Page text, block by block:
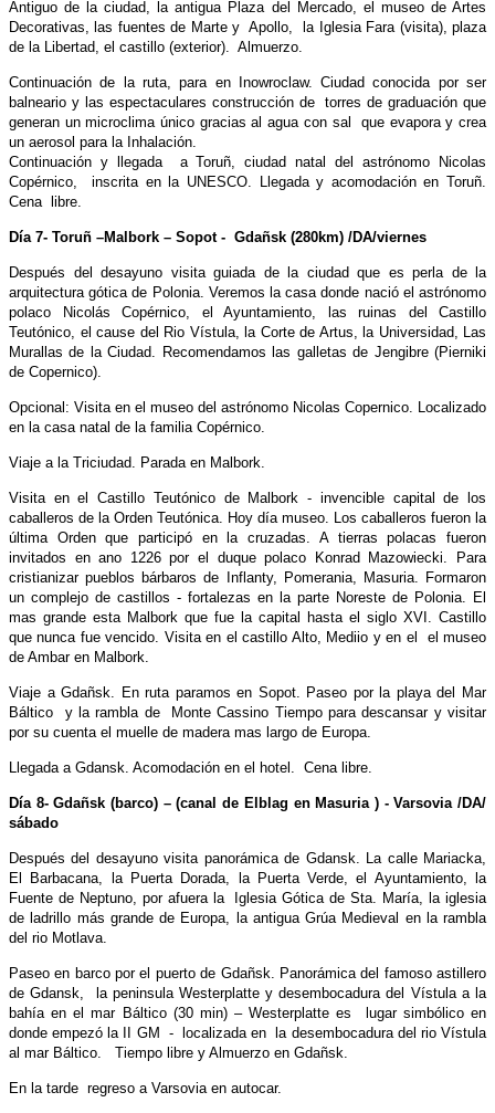
Antiguo de la ciudad, la antigua Plaza del Mercado, el museo de Artes
Decorativas, las fuentes de Marte y Apollo, la Iglesia Fara (visita), plaza
de la Libertad, el castillo (exterior). Almuerzo.
Continuación de la ruta, para en Inowroclaw. Ciudad conocida por ser
balneario y las espectaculares construcción de torres de graduación que
generan un microclima único gracias al agua con sal que evapora y crea
un aerosol para la Inhalación.
Continuación y llegada a Toruñ, ciudad natal del astrónomo Nicolas
Copérnico, inscrita en la UNESCO. Llegada y acomodación en Toruñ.
Cena libre.
Día 7- Toruñ –Malbork – Sopot - Gdañsk (280km) /DA/viernes
Después del desayuno visita guiada de la ciudad que es perla de la
arquitectura gótica de Polonia. Veremos la casa donde nació el astrónomo
polaco Nicolás Copérnico, el Ayuntamiento, las ruinas del Castillo
Teutónico, el cause del Rio Vístula, la Corte de Artus, la Universidad, Las
Murallas de la Ciudad. Recomendamos las galletas de Jengibre (Pierniki
de Copernico).
Opcional: Visita en el museo del astrónomo Nicolas Copernico. Localizado
en la casa natal de la familia Copérnico.
Viaje a la Triciudad. Parada en Malbork.
Visita en el Castillo Teutónico de Malbork - invencible capital de los
caballeros de la Orden Teutónica. Hoy día museo. Los caballeros fueron la
última Orden que participó en la cruzadas. A tierras polacas fueron
invitados en ano 1226 por el duque polaco Konrad Mazowiecki. Para
cristianizar pueblos bárbaros de Inflanty, Pomerania, Masuria. Formaron
un complejo de castillos - fortalezas en la parte Noreste de Polonia. El
mas grande esta Malbork que fue la capital hasta el siglo XVI. Castillo
que nunca fue vencido. Visita en el castillo Alto, Mediio y en el el museo
de Ambar en Malbork.
Viaje a Gdañsk. En ruta paramos en Sopot. Paseo por la playa del Mar
Báltico y la rambla de Monte Cassino Tiempo para descansar y visitar
por su cuenta el muelle de madera mas largo de Europa.
Llegada a Gdansk. Acomodación en el hotel. Cena libre.
Día 8- Gdañsk (barco) – (canal de Elblag en Masuria ) - Varsovia /DA/
sábado
Después del desayuno visita panorámica de Gdansk. La calle Mariacka,
El Barbacana, la Puerta Dorada, la Puerta Verde, el Ayuntamiento, la
Fuente de Neptuno, por afuera la Iglesia Gótica de Sta. María, la iglesia
de ladrillo más grande de Europa, la antigua Grúa Medieval en la rambla
del rio Motlava.
Paseo en barco por el puerto de Gdañsk. Panorámica del famoso astillero
de Gdansk, la peninsula Westerplatte y desembocadura del Vístula a la
bahía en el mar Báltico (30 min) – Westerplatte es lugar simbólico en
donde empezó la II GM - localizada en la desembocadura del rio Vístula
al mar Báltico. Tiempo libre y Almuerzo en Gdañsk.
En la tarde regreso a Varsovia en autocar.